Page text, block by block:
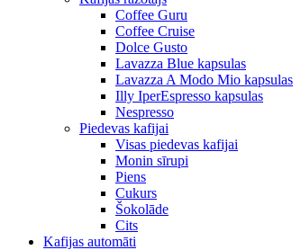
Coffee Guru
Coffee Cruise
Dolce Gusto
Lavazza Blue kapsulas
Lavazza A Modo Mio kapsulas
Illy IperEspresso kapsulas
Nespresso
Piedevas kafijai
Visas piedevas kafijai
Monin sīrupi
Piens
Cukurs
Šokolāde
Cits
Kafijas automāti